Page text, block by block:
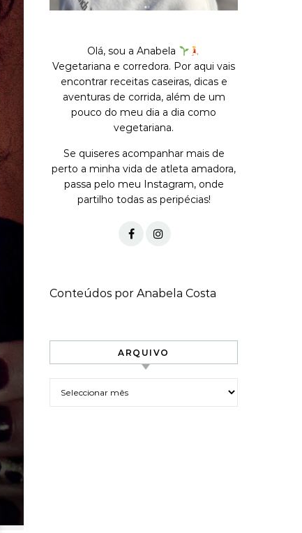
Olá, sou a Anabela
Vegetariana e corredora. Por aqui vais
encontrar receitas caseiras, dicas e
aventuras de corrida, além de um
pouco do meu dia a dia como
vegetariana.
Se quiseres acompanhar mais de
perto a minha vida de atleta amadora,
passa pelo meu Instagram, onde
partilho todas as peripécias!
Conteúdos por Anabela Costa
ARQUIVO